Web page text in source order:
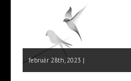
február 28th, 2023 |